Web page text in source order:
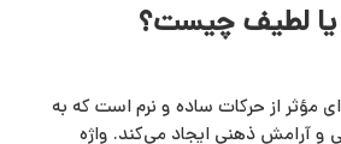
یا لطیف چیست؟
مؤثر از حرکات ساده و نرم است که به
و آرامش ذهنی ایجاد می‌کند. واژه